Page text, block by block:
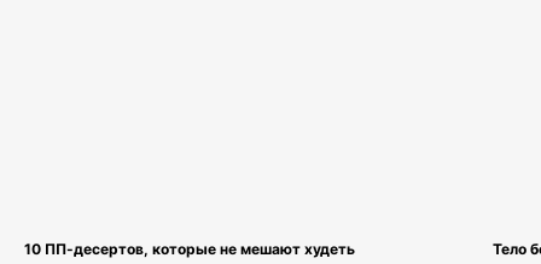
10 ПП-десертов, которые не мешают худеть
Тело